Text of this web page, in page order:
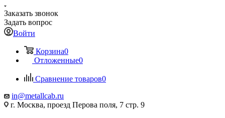
Заказать звонок
Задать вопрос
Войти
Корзина0
Отложенные0
Сравнение товаров0
in@metallcab.ru
г. Москва, проезд Перова поля, 7 стр. 9